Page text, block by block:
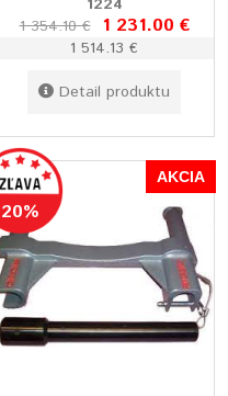
1224
1 354.10 € 1 231.00 €
1 514.13 €
Detail produktu
20%
AKCIA